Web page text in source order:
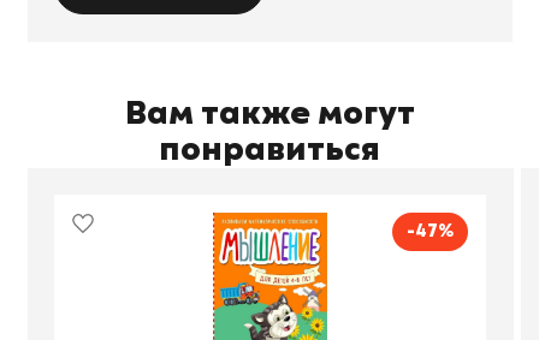
Вам также могут
понравиться
-47%